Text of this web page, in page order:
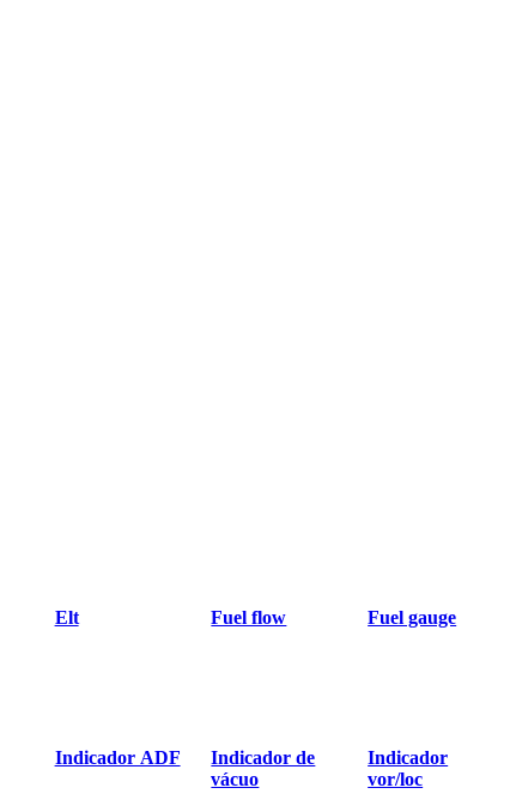
Elt Fuel flow Fuel gauge
Indicador ADF
Indicador de
vácuo
Indicador
vor/loc